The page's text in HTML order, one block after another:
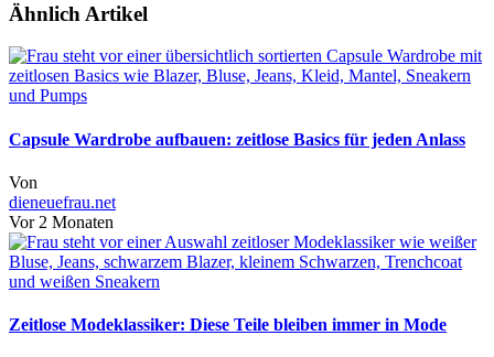
Ähnlich Artikel
Capsule Wardrobe aufbauen: zeitlose Basics für jeden Anlass
Von
dieneuefrau.net
Vor 2 Monaten
Zeitlose Modeklassiker: Diese Teile bleiben immer in Mode